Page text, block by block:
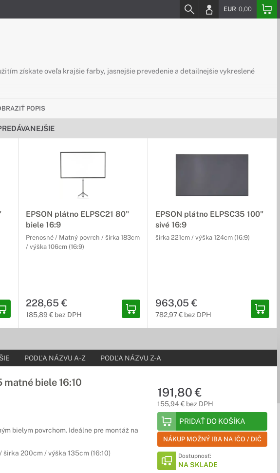
EUR 0,00
získate oveľa krajšie farby, jasnejšie prevedenie a detailnejšie vykreslené
POPIS
EPSON plátno ELPSC21 80"
biele 16:9
Prenosné / Matný povrch / širka 183cm
/ výška 106cm (16:9)
228,65 €
185,89 € bez DPH
EPSON plátno ELPSC35 100"
sivé 16:9
širka 221cm / výška 124cm (16:9)
963,05 €
782,97 € bez DPH
PODĽA NÁZVU A-Z PODĽA NÁZVU Z-A
biele 16:10
bielym povrchom. Ideálne pre montáž na
200cm / výška 135cm (16:10)
191,80 €
155,94 € bez DPH
PRIDAŤ DO KOŠÍKA
NÁKUP MOŽNÝ IBA NA IČO / DIČ
Dostupnosť:
NA SKLADE